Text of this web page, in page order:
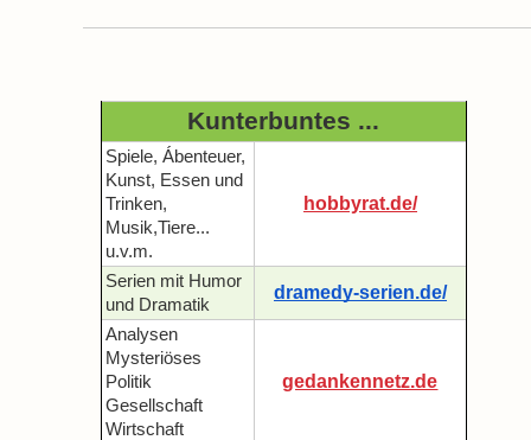
Kunterbuntes ...
Spiele, Ábenteuer,
Kunst, Essen und
Trinken,
Musik,Tiere...
u.v.m.
hobbyrat.de/
Serien mit Humor
und Dramatik
dramedy-serien.de/
Analysen
Mysteriöses
Politik
Gesellschaft
Wirtschaft
gedankennetz.de